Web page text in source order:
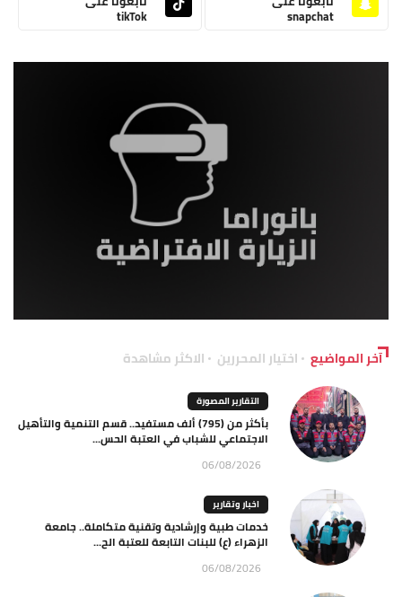
snapchat
tikTok
آخر المواضيع اختيار المحررين الاكثر مشاهدة
التقارير المصورة
بأكثر من (795) ألف مستفيد.. قسم التنمية والتأهيل
الاجتماعي للشباب في العتبة الحس...
06/08/2026
اخبار وتقارير
خدمات طبية وإرشادية وتقنية متكاملة.. جامعة
الزهراء (ع) للبنات التابعة للعتبة الح...
06/08/2026